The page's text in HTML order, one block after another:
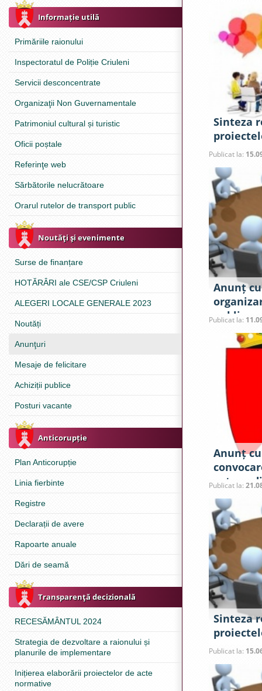
Informație utilă
Primăriile raionului
Inspectoratul de Poliție Criuleni
Servicii desconcentrate
Organizaţii Non Guvernamentale
Patrimoniul cultural și turistic
Oficii poștale
Referinţe web
Sărbătorile nelucrătoare
Orarul rutelor de transport public
Noutăţi şi evenimente
Surse de finanțare
HOTĂRÂRI ale CSE/CSP Criuleni
ALEGERI LOCALE GENERALE 2023
Noutăți
Anunţuri
Mesaje de felicitare
Achiziții publice
Posturi vacante
Anticorupție
Plan Anticorupție
Linia fierbinte
Registre
Declarații de avere
Rapoarte anuale
Dări de seamă
Transparenţă decizională
RECESĂMÂNTUL 2024
Strategia de dezvoltare a raionului și
planurile de implementare
Inițierea elaborării proiectelor de acte
normative
Sinteza
spre
raional
Publicat la:
Anunț
publice
ședința
din 15
Publicat la:
Anunț
raional
de 25
Publicat la:
Sinteza
spre
raional
Publicat la: